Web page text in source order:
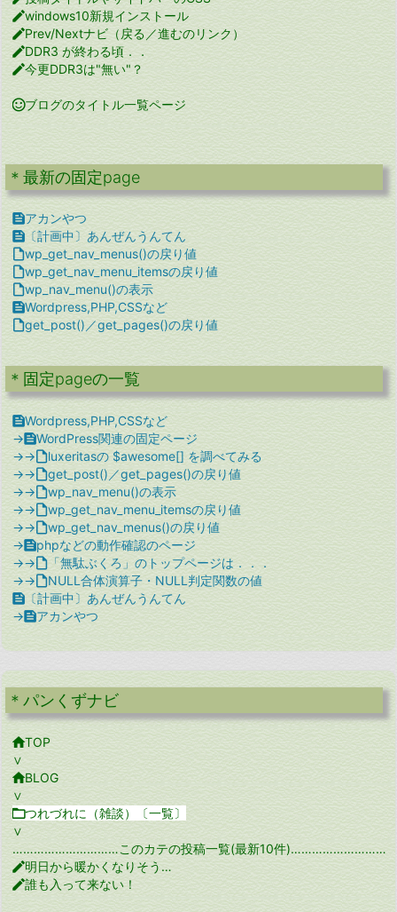
windows10新規インストール
Prev/Nextナビ（戻る／進むのリンク）
DDR3 が終わる頃．．
今更DDR3は"無い"？
ブログのタイトル一覧ページ
＊最新の固定page
アカンやつ
 〔計画中〕あんぜんうんてん
wp_get_nav_menus()の戻り値
wp_get_nav_menu_itemsの戻り値
wp_nav_menu()の表示
Wordpress,PHP,CSSなど
get_post()／get_pages()の戻り値
＊固定pageの一覧
Wordpress,PHP,CSSなど
→WordPress関連の固定ページ
→→luxeritasの $awesome[] を調べてみる
→→get_post()／get_pages()の戻り値
→→wp_nav_menu()の表示
→→wp_get_nav_menu_itemsの戻り値
→→wp_get_nav_menus()の戻り値
→phpなどの動作確認のページ
→→ 「無駄ぶくろ」のトップページは．．．
→→NULL合体演算子・NULL判定関数の値
 〔計画中〕あんぜんうんてん
→アカンやつ
＊パンくずナビ
TOP
∨
BLOG
∨
つれづれに（雑談）〔一覧〕
∨
…………………………このカテの投稿一覧(最新10件)…………………………
明日から暖かくなりそう…
誰も入って来ない！